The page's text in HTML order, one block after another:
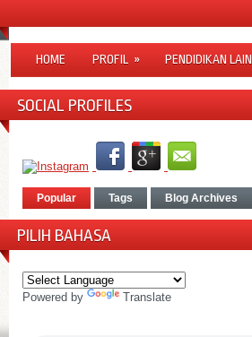
HOME PROFIL » PENDIDIKAN LAIN
SOCIAL PROFILES
Popular Tags Blog Archives
PILIH BAHASA
Powered by Translate